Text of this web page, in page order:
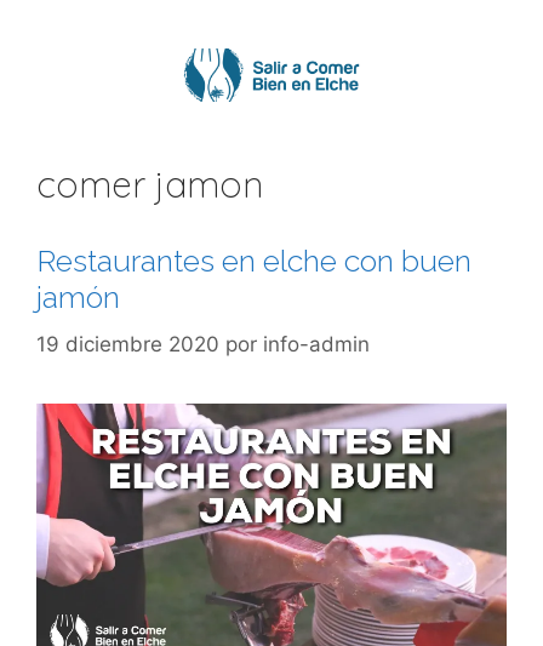
comer jamon
Restaurantes en elche con buen
jamón
19 diciembre 2020 por info-admin